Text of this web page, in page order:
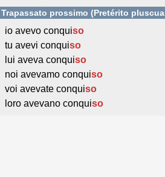
Trapassato prossimo (Pretérito
io avevo conquiso
tu avevi conquiso
lui aveva conquiso
noi avevamo conquiso
voi avevate conquiso
loro avevano conquiso